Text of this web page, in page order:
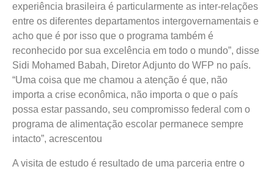
experiência brasileira é particularmente as inter-relações
entre os diferentes departamentos intergovernamentais e
acho que é por isso que o programa também é
reconhecido por sua excelência em todo o mundo”, disse
Sidi Mohamed Babah, Diretor Adjunto do WFP no país.
“Uma coisa que me chamou a atenção é que, não
importa a crise econômica, não importa o que o país
possa estar passando, seu compromisso federal com o
programa de alimentação escolar permanece sempre
intacto”, acrescentou
A visita de estudo é resultado de uma parceria entre o